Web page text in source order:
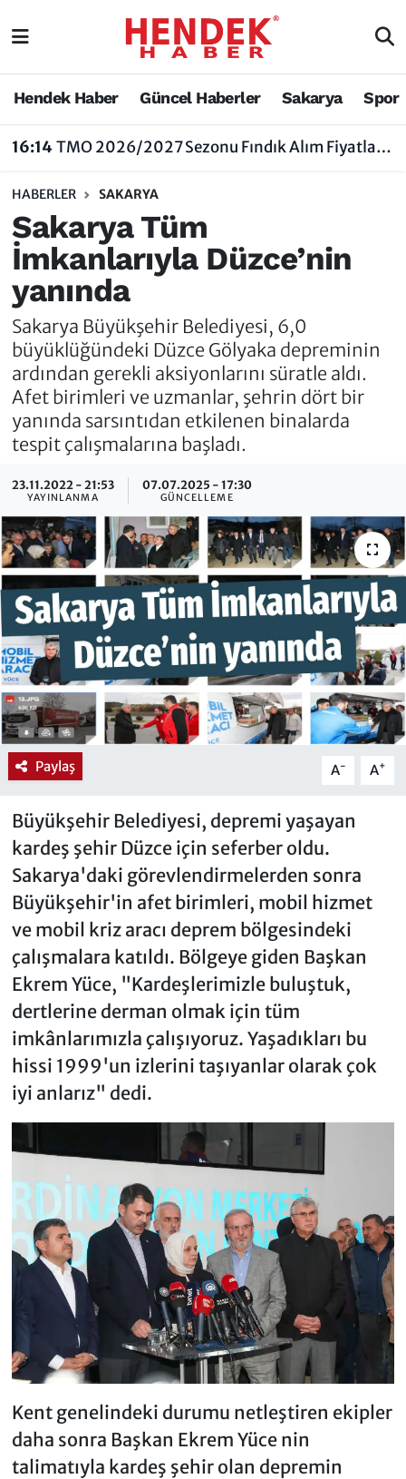
Hendek Haber Güncel Haberler Sakarya Spor
16:14TMO 2026/2027 Sezonu Fındık Alım Fiyatlarını Açıkladı
HABERLER SAKARYA
Sakarya Tüm
İmkanlarıyla Düzce’nin
yanında
Sakarya Büyükşehir Belediyesi, 6,0
büyüklüğündeki Düzce Gölyaka depreminin
ardından gerekli aksiyonlarını süratle aldı.
Afet birimleri ve uzmanlar, şehrin dört bir
yanında sarsıntıdan etkilenen binalarda
tespit çalışmalarına başladı.
23.11.2022 - 21:53
YAYINLANMA
07.07.2025 - 17:30
GÜNCELLEME
Paylaş A- A+
Büyükşehir Belediyesi, depremi yaşayan
kardeş şehir Düzce için seferber oldu.
Sakarya'daki görevlendirmelerden sonra
Büyükşehir'in afet birimleri, mobil hizmet
ve mobil kriz aracı deprem bölgesindeki
çalışmalara katıldı. Bölgeye giden Başkan
Ekrem Yüce, "Kardeşlerimizle buluştuk,
dertlerine derman olmak için tüm
imkânlarımızla çalışıyoruz. Yaşadıkları bu
hissi 1999'un izlerini taşıyanlar olarak çok
iyi anlarız" dedi.
Kent genelindeki durumu netleştiren ekipler
daha sonra Başkan Ekrem Yüce nin
talimatıyla kardeş şehir olan depremin
Hendek Haber
Nöbetçi Eczaneler
Vefat Edenler
Hendek Haber
Hakkında
Hendek Haber Reklam Servisi
Künye
İletişim
Sakarya Nöbetçi Eczaneler
Sakarya Trafik Yoğunluk Haritası
Tüm Manşetler
Son Dakika Haberleri
Haber Arşivi